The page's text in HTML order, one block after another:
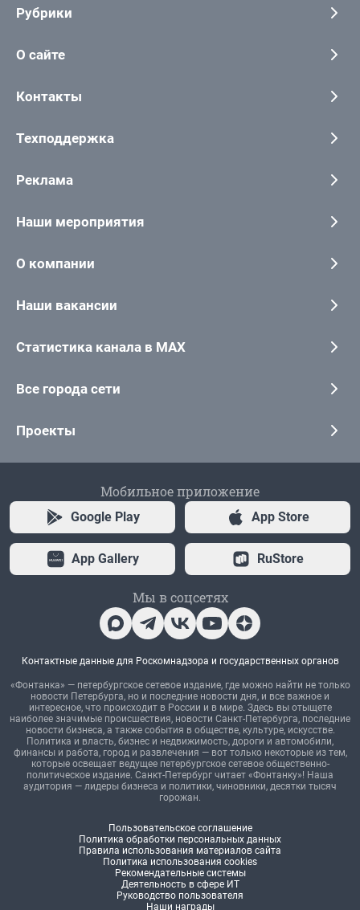
Рубрики
О сайте
Контакты
Техподдержка
Реклама
Наши мероприятия
О компании
Наши вакансии
Статистика канала в MAX
Все города сети
Проекты
Мобильное приложение
Google Play App Store
App Gallery RuStore
Мы в соцсетях
Контактные данные для Роскомнадзора и государственных органов
«Фонтанка» — петербургское сетевое издание, где можно найти не только
новости Петербурга, но и последние новости дня, и все важное и
интересное, что происходит в России и в мире. Здесь вы отыщете
наиболее значимые происшествия, новости Санкт-Петербурга, последние
новости бизнеса, а также события в обществе, культуре, искусстве.
Политика и власть, бизнес и недвижимость, дороги и автомобили,
финансы и работа, город и развлечения — вот только некоторые из тем,
которые освещает ведущее петербургское сетевое общественно-
политическое издание. Санкт-Петербург читает «Фонтанку»! Наша
аудитория — лидеры бизнеса и политики, чиновники, десятки тысяч
горожан.
Пользовательское соглашение
Политика обработки персональных данных
Правила использования материалов сайта
Политика использования cookies
Рекомендательные системы
Деятельность в сфере ИТ
Руководство пользователя
Наши награды